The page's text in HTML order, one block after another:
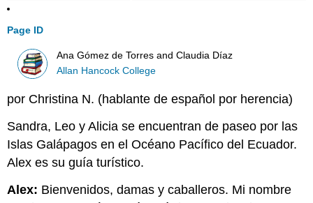
Page ID
Ana Gómez de Torres and Claudia Díaz
Allan Hancock College
por Christina N. (hablante de español por herencia)
Sandra, Leo y Alicia se encuentran de paseo por las
Islas Galápagos en el Océano Pacífico del Ecuador.
Alex es su guía turístico.
Alex: Bienvenidos, damas y caballeros. Mi nombre